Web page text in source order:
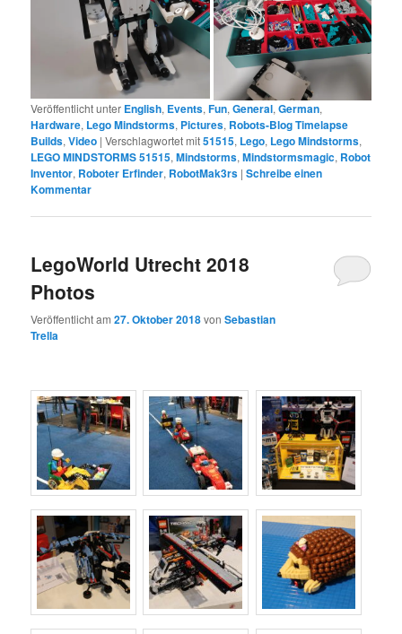
Veröffentlicht unter English, Events,Fun,General,German,
Hardware, Lego Mindstorms, Pictures, Robots-Blog Timelapse
Builds,Video |Verschlagwortet mit51515, Lego, Lego Mindstorms,
LEGO MINDSTORMS 51515,Mindstorms,Mindstormsmagic, Robot
Inventor, Roboter Erfinder, RobotMak3rs |Schreibe einen
Kommentar
LegoWorld Utrecht 2018
Photos
Veröffentlicht am27. Oktober 2018vonSebastian
Trella